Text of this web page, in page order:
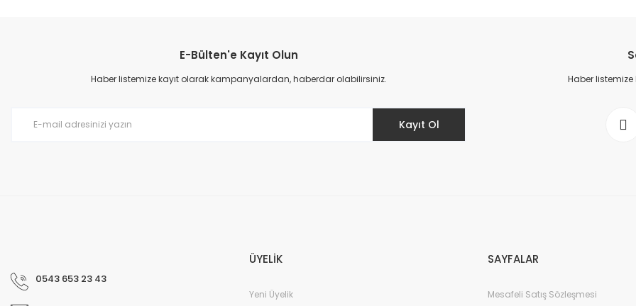
Ürün resmi kalitesiz, bozuk veya görüntülenemiyor.
Ürün açıklamasında eksik bilgiler bulunuyor.
E-Bülten'e Kayıt Olun
Haber listemize kayıt olarak kampanyalardan, haberdar olabilirsiniz.
Kayıt Ol
Haber
0543 653 23 43
ÜYELİK
Yeni Üyelik
SAYFALAR
Mesafeli Satış Sözleşmesi